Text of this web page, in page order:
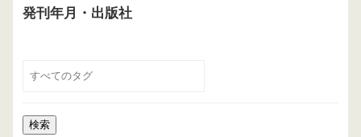
発刊年月・出版社